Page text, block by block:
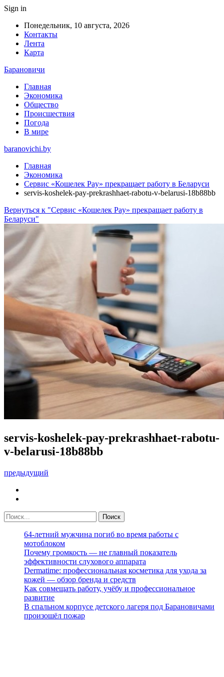
Sign in
Понедельник, 10 августа, 2026
Контакты
Лента
Карта
Барановичи
Главная
Экономика
Общество
Происшествия
Погода
В мире
baranovichi.by
Главная
Экономика
Сервис «Кошелек Pay» прекращает работу в Беларуси
servis-koshelek-pay-prekrashhaet-rabotu-v-belarusi-18b88bb
Вернуться к "Сервис «Кошелек Pay» прекращает работу в
Беларуси"
servis-koshelek-pay-prekrashhaet-rabotu-
v-belarusi-18b88bb
предыдущий
64-летний мужчина погиб во время работы с
мотоблоком
Почему громкость — не главный показатель
эффективности слухового аппарата
Dermatime: профессиональная косметика для ухода за
кожей — обзор бренда и средств
Как совмещать работу, учёбу и профессиональное
развитие
В спальном корпусе детского лагеря под Барановичами
произошёл пожар